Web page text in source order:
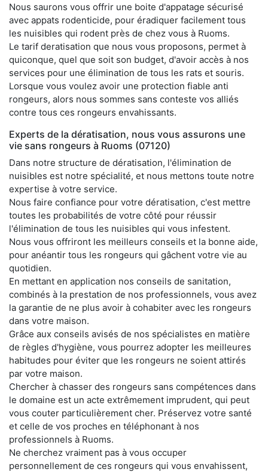
Nous saurons vous offrir une boite d'appatage sécurisé
avec appats rodenticide, pour éradiquer facilement tous
les nuisibles qui rodent près de chez vous à Ruoms.
Le tarif deratisation que nous vous proposons, permet à
quiconque, quel que soit son budget, d'avoir accès à nos
services pour une élimination de tous les rats et souris.
Lorsque vous voulez avoir une protection fiable anti
rongeurs, alors nous sommes sans conteste vos alliés
contre tous ces rongeurs envahissants.
Experts de la dératisation, nous vous assurons une
vie sans rongeurs à Ruoms (07120)
Dans notre structure de dératisation, l'élimination de
nuisibles est notre spécialité, et nous mettons toute notre
expertise à votre service.
Nous faire confiance pour votre dératisation, c'est mettre
toutes les probabilités de votre côté pour réussir
l'élimination de tous les nuisibles qui vous infestent.
Nous vous offriront les meilleurs conseils et la bonne aide,
pour anéantir tous les rongeurs qui gâchent votre vie au
quotidien.
En mettant en application nos conseils de sanitation,
combinés à la prestation de nos professionnels, vous avez
la garantie de ne plus avoir à cohabiter avec les rongeurs
dans votre maison.
Grâce aux conseils avisés de nos spécialistes en matière
de règles d'hygiène, vous pourrez adopter les meilleures
habitudes pour éviter que les rongeurs ne soient attirés
par votre maison.
Chercher à chasser des rongeurs sans compétences dans
le domaine est un acte extrêmement imprudent, qui peut
vous couter particulièrement cher. Préservez votre santé
et celle de vos proches en téléphonant à nos
professionnels à Ruoms.
Ne cherchez vraiment pas à vous occuper
personnellement de ces rongeurs qui vous envahissent,